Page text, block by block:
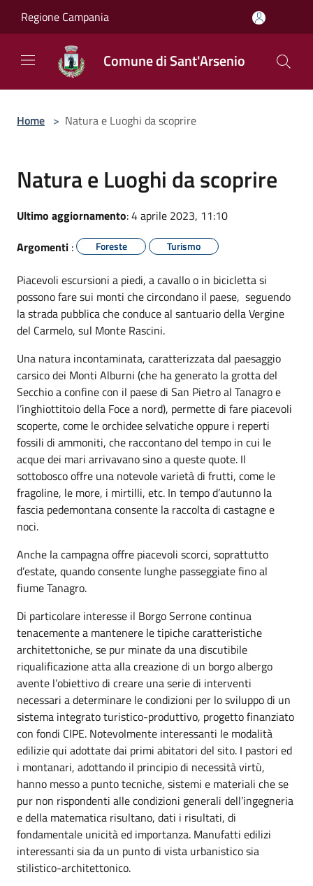
Regione Campania
Comune di Sant'Arsenio
Home > Natura e Luoghi da scoprire
Natura e Luoghi da scoprire
Ultimo aggiornamento: 4 aprile 2023, 11:10
Argomenti : Foreste Turismo
Piacevoli escursioni a piedi, a cavallo o in bicicletta si
possono fare sui monti che circondano il paese, seguendo
la strada pubblica che conduce al santuario della Vergine
del Carmelo, sul Monte Rascini.
Una natura incontaminata, caratterizzata dal paesaggio
carsico dei Monti Alburni (che ha generato la grotta del
Secchio a confine con il paese di San Pietro al Tanagro e
l’inghiottitoio della Foce a nord), permette di fare piacevoli
scoperte, come le orchidee selvatiche oppure i reperti
fossili di ammoniti, che raccontano del tempo in cui le
acque dei mari arrivavano sino a queste quote. Il
sottobosco offre una notevole varietà di frutti, come le
fragoline, le more, i mirtilli, etc. In tempo d’autunno la
fascia pedemontana consente la raccolta di castagne e
noci.
Anche la campagna offre piacevoli scorci, soprattutto
d’estate, quando consente lunghe passeggiate fino al
fiume Tanagro.
Di particolare interesse il Borgo Serrone continua
tenacemente a mantenere le tipiche caratteristiche
architettoniche, se pur minate da una discutibile
riqualificazione atta alla creazione di un borgo albergo
avente l’obiettivo di creare una serie di interventi
necessari a determinare le condizioni per lo sviluppo di un
sistema integrato turistico-produttivo, progetto finanziato
con fondi CIPE. Notevolmente interessanti le modalità
edilizie qui adottate dai primi abitatori del sito. I pastori ed
i montanari, adottando il principio di necessità virtù,
hanno messo a punto tecniche, sistemi e materiali che se
pur non rispondenti alle condizioni generali dell’ingegneria
e della matematica risultano, dati i risultati, di
fondamentale unicità ed importanza. Manufatti edilizi
interessanti sia da un punto di vista urbanistico sia
stilistico-architettonico.